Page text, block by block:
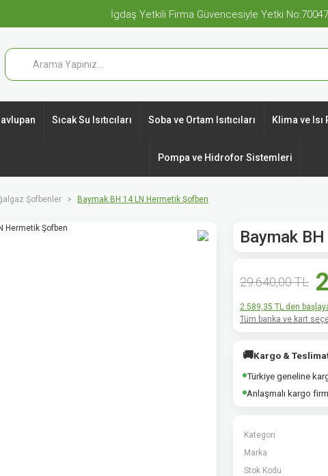
İgdaş Yetkili Firma Güvencesiyle Yetki
Sıcak Su Isıtıcıları Soba ve Ortam Isıtıcıları Klima ve
Pompa ve Hidrofor Sistemleri
Şofbenler Baymak BH 14 LN Hermetik Şofben
Baymak
29.640,00 TL
2.589,35 TL den
Tüm banka ve kart
🚚Kargo &
Türkiye geneline
Anlaşmalı kargo
Kategori
Marka
Stok Kodu